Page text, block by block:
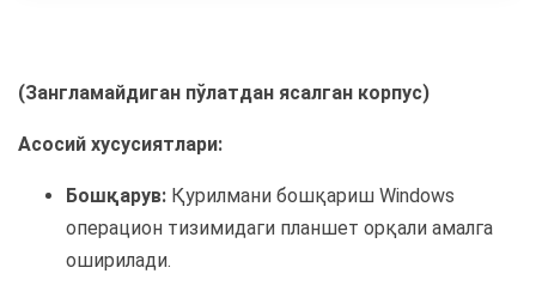
(Зангламайдиган пўлатдан ясалган корпус)
Асосий хусусиятлари:
Бошқарув: Қурилмани бошқариш Windows
операцион тизимидаги планшет орқали амалга
оширилади.